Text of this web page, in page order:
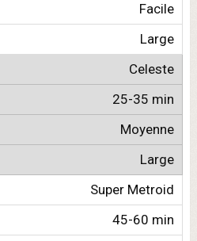
Facile
Large
Celeste
25-35 min
Moyenne
Large
Super Metroid
45-60 min